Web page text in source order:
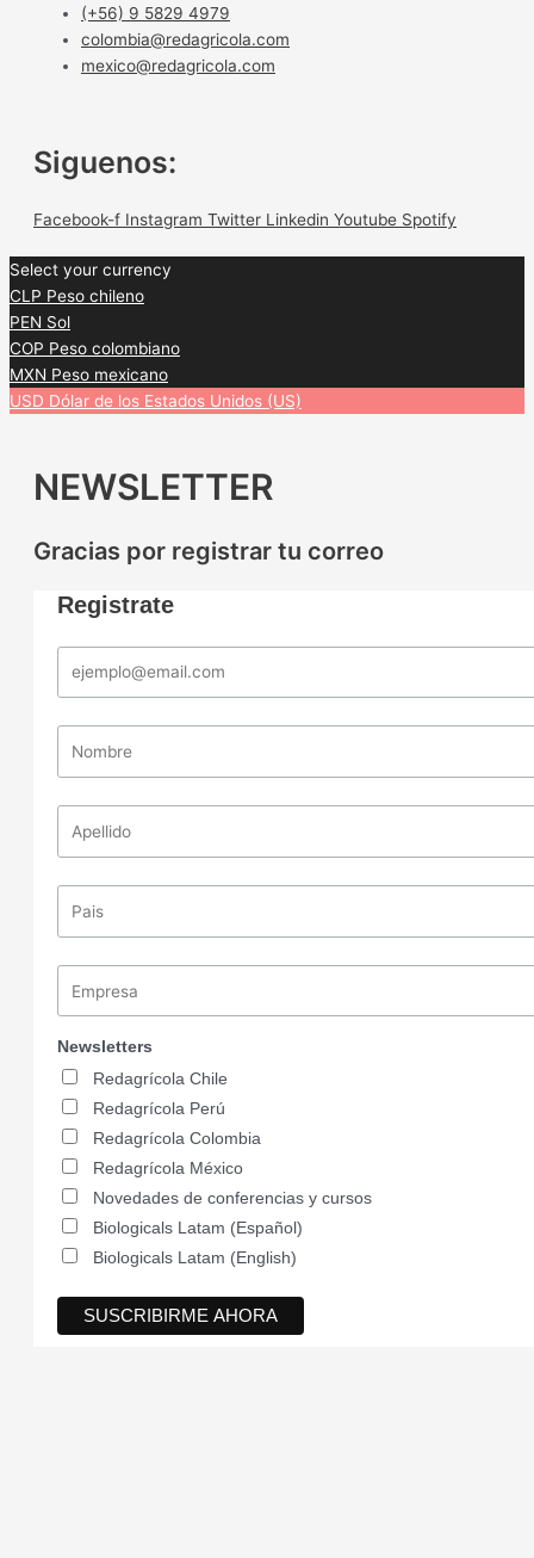
(+56) 9 5829 4979
colombia@redagricola.com
mexico@redagricola.com
Siguenos:
Facebook-f Instagram Twitter Linkedin Youtube Spotify
Select your currency
CLP Peso chileno
PEN Sol
COP Peso colombiano
MXN Peso mexicano
USD Dólar de los Estados Unidos (US)
NEWSLETTER
Gracias por registrar tu correo
Registrate
Newsletters
Redagrícola Chile
Redagrícola Perú
Redagrícola Colombia
Redagrícola México
Novedades de conferencias y cursos
Biologicals Latam (Español)
Biologicals Latam (English)